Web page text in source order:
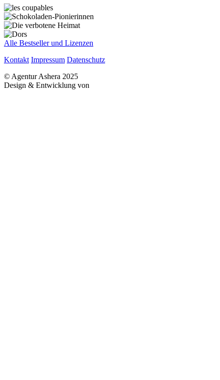
Alle Bestseller und Lizenzen
Kontakt Impressum Datenschutz
© Agentur Ashera 2025
Design & Entwicklung von